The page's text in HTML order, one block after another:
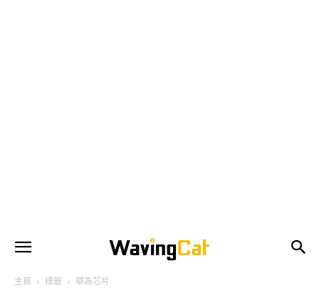
主頁 標籤 華為芯片